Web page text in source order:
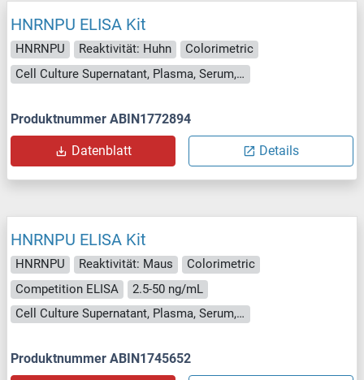
HNRNPU ELISA Kit
HNRNPU Reaktivität: Huhn
Colorimetric
Cell Culture Supernatant, Plasma, Serum, Tissue Homogenate
Produktnummer ABIN1772894
Datenblatt Details
HNRNPU ELISA Kit
HNRNPU Reaktivität: Maus
Colorimetric
Competition ELISA
2.5-50 ng/mL
Cell Culture Supernatant, Plasma, Serum, Tissue Homogenate
Produktnummer ABIN1745652